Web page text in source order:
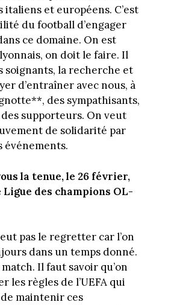
italiens et européens. C’est
du football d’engager
ce domaine. On est
on doit le faire. Il
soignants, la recherche et
d’entraîner avec nous, à
des sympathisants,
supporteurs. On veut
de solidarité par
événements.
la tenue, le 26 février,
Ligue des champions OL-
pas le regretter car l’on
dans un temps donné.
Il faut savoir qu’on
les règles de l’UEFA qui
maintenir ces